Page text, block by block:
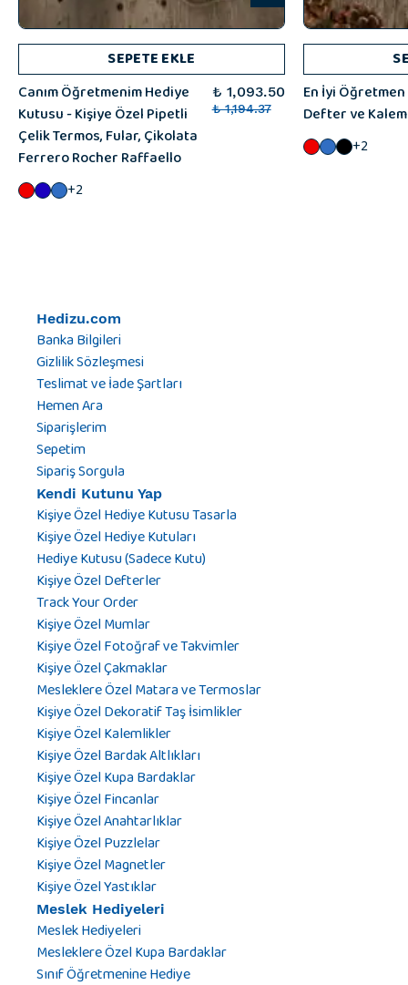
SEPETE EKLE
Canım Öğretmenim Hediye
Kutusu - Kişiye Özel Pipetli
Çelik Termos, Fular, Çikolata
Ferrero Rocher Raffaello
₺ 1,093.50
₺ 1,194.37
+2
En İyi
Defter ve Kalem
+2
Hedizu.com
Banka Bilgileri
Gizlilik Sözleşmesi
Teslimat ve İade Şartları
Hemen Ara
Siparişlerim
Sepetim
Sipariş Sorgula
Kendi Kutunu Yap
Kişiye Özel Hediye Kutusu Tasarla
Kişiye Özel Hediye Kutuları
Hediye Kutusu (Sadece Kutu)
Kişiye Özel Defterler
Track Your Order
Kişiye Özel Mumlar
Kişiye Özel Fotoğraf ve Takvimler
Kişiye Özel Çakmaklar
Mesleklere Özel Matara ve Termoslar
Kişiye Özel Dekoratif Taş İsimlikler
Kişiye Özel Kalemlikler
Kişiye Özel Bardak Altlıkları
Kişiye Özel Kupa Bardaklar
Kişiye Özel Fincanlar
Kişiye Özel Anahtarlıklar
Kişiye Özel Puzzlelar
Kişiye Özel Magnetler
Kişiye Özel Yastıklar
Meslek Hediyeleri
Meslek Hediyeleri
Mesleklere Özel Kupa Bardaklar
Sınıf Öğretmenine Hediye